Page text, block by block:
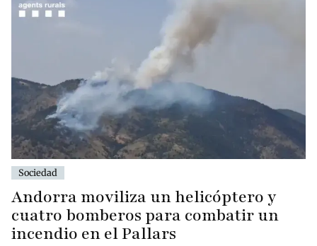
Sociedad
Andorra moviliza un helicóptero y
cuatro bomberos para combatir un
incendio en el Pallars